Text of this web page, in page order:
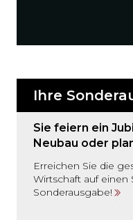
Ihre
Sie feiern ein
Neubau oder
Erreichen Sie die
Wirtschaft auf einen
Sonderausgabe!